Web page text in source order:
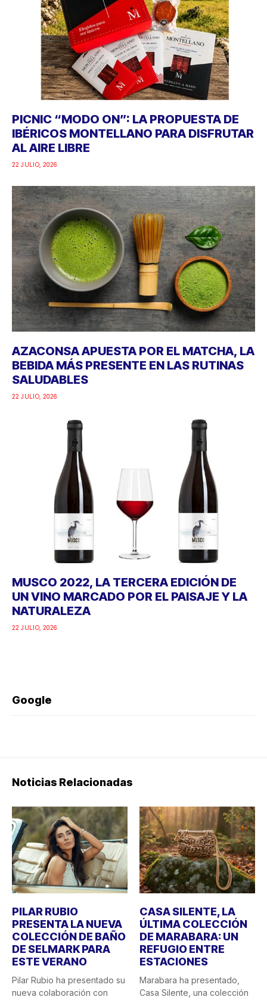
PICNIC “MODO ON”: LA PROPUESTA DE
IBÉRICOS MONTELLANO PARA DISFRUTAR
AL AIRE LIBRE
22 JULIO, 2026
AZACONSA APUESTA POR EL MATCHA, LA
BEBIDA MÁS PRESENTE EN LAS RUTINAS
SALUDABLES
22 JULIO, 2026
MUSCO 2022, LA TERCERA EDICIÓN DE
UN VINO MARCADO POR EL PAISAJE Y LA
NATURALEZA
22 JULIO, 2026
Google
Noticias Relacionadas
PILAR RUBIO
PRESENTA LA NUEVA
COLECCIÓN DE BAÑO
DE SELMARK PARA
ESTE VERANO
Pilar Rubio ha presentado su
nueva colaboración con
CASA SILENTE, LA
ÚLTIMA COLECCIÓN
DE MARABARA: UN
REFUGIO ENTRE
ESTACIONES
Marabara ha presentado,
Casa Silente, una colección